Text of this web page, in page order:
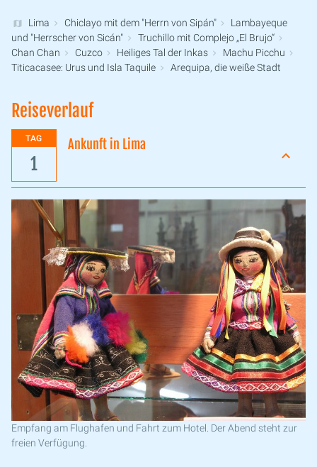
Lima Chiclayo mit dem "Herrn von Sipán"
Lambayeque
und "Herrscher von Sicán"
Truchillo mit Complejo „El Brujo“
Chan Chan
Cuzco Heiliges Tal der Inkas
Machu Picchu
Titicacasee: Urus und Isla Taquile
Arequipa, die weiße Stadt
Reiseverlauf
TAG
1
Ankunft in Lima
Empfang am Flughafen und Fahrt zum Hotel. Der Abend steht zur
freien Verfügung.